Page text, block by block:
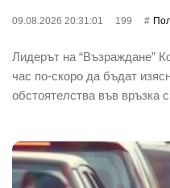
09.08.2026 20:31:01 199
Лидерът на “Възраждане”
час по-скоро да бъдат
обстоятелства във връзка